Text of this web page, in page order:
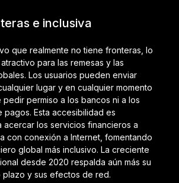
e inclusiva
que realmente no tiene fronteras, lo
para las remesas y las
Los usuarios pueden enviar
lugar y en cualquier momento
permiso a los bancos ni a los
Esta accesibilidad es
acercar los servicios financieros a
con conexión a Internet, fomentando
global más inclusivo. La creciente
desde 2020 respalda aún más su
plazo y sus efectos de red.